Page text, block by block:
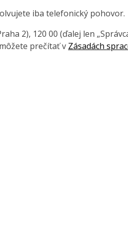
iba telefonický pohovor.
2), 120 00 (ďalej len
prečítať v Zásadách